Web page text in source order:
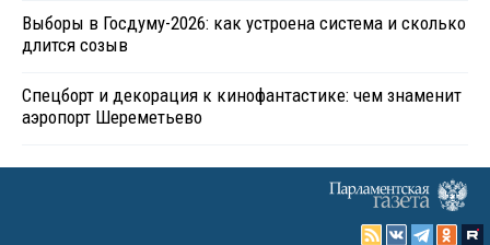
Выборы в Госдуму-2026: как устроена система и сколько
длится созыв
Спецборт и декорация к кинофантастике: чем знаменит
аэропорт Шереметьево